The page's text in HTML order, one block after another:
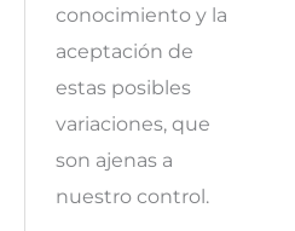
conocimiento y la
aceptación de
estas posibles
variaciones, que
son ajenas a
nuestro control.